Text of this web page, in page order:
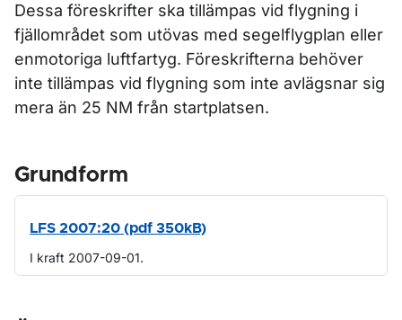
Dessa föreskrifter ska tillämpas vid flygning i
fjällområdet som utövas med segelflygplan eller
enmotoriga luftfartyg. Föreskrifterna behöver
inte tillämpas vid flygning som inte avlägsnar sig
mera än 25 NM från startplatsen.
Grundform
LFS 2007:20 (pdf 350kB)
I kraft 2007-09-01.